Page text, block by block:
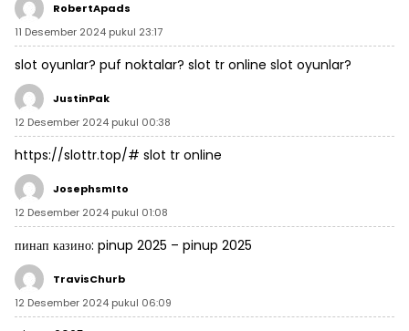
RobertApads
11 Desember 2024 pukul 23:17
slot oyunlar? puf noktalar? slot tr online slot oyunlar?
JustinPak
12 Desember 2024 pukul 00:38
https://slottr.top/# slot tr online
JosephsmIto
12 Desember 2024 pukul 01:08
пинап казино: pinup 2025 – pinup 2025
TravisChurb
12 Desember 2024 pukul 06:09